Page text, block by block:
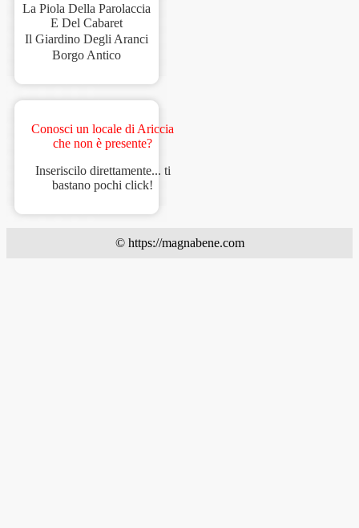
La Piola Della Parolaccia
E Del Cabaret
Il Giardino Degli Aranci
Borgo Antico
Conosci un locale di Ariccia
che non è presente?
Inseriscilo direttamente... ti
bastano pochi click!
© https://magnabene.com